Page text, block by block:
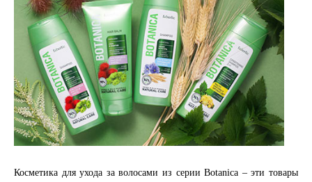
Косметика для ухода за волосами из серии Botanica – эти товары